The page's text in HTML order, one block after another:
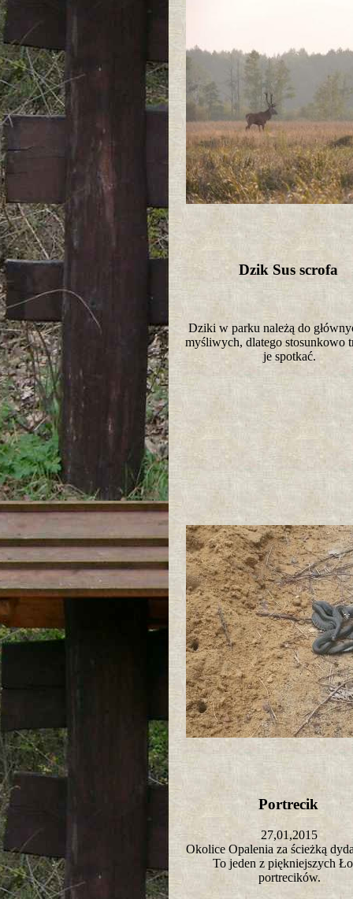
Dzik Sus scrofa
Dziki w parku należą do
myśliwych, dlatego stosunkowo
je spotkać.
Portrecik
27,01,2015
Okolice Opalenia za ścieżką
To jeden z piękniejszych
portrecików.